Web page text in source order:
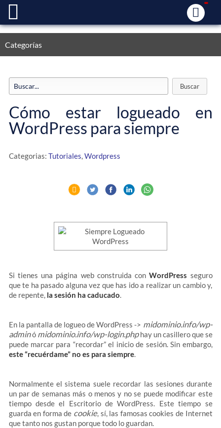
Categorías
Cómo estar logueado en
WordPress para siempre
Categorias: Tutoriales,Wordpress
Si tienes una página web construida con WordPress seguro
que te ha pasado alguna vez que has ido a realizar un cambio y,
de repente,la sesión ha caducado.
En la pantalla de logueo de WordPress -> midominio.info/wp-
adminó midominio.info/wp-login.phphay un casillero que se
puede marcar para “recordar” el inicio de sesión. Sin embargo,
este “recuérdame” no es para siempre.
Normalmente el sistema suele recordar las sesiones durante
un par de semanas más o menos y no se puede modificar este
tiempo desde el Escritorio de WordPress. Este tiempo se
guarda en forma de cookie, sí, las famosas cookies de Internet
que tanto nos gustan porque todo lo guardan.